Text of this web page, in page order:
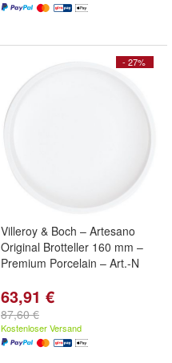
- 27%
Villeroy & Boch – Artesano
Original Brotteller 160 mm –
Premium Porcelain – Art.-N
63,91 €
87,60 €
Kostenloser Versand